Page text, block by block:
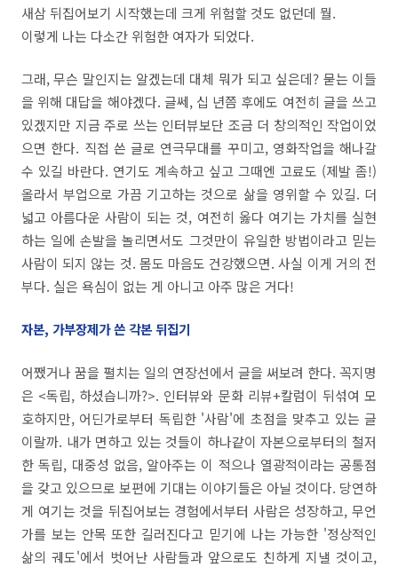
새삼 뒤집어보기 시작했는데 크게 위험할 것도 없던데 뭘.
이렇게 나는 다소간 위험한 여자가 되었다.
그래, 무슨 말인지는 알겠는데 대체 뭐가 되고 싶은데? 묻는 이들
을 위해 대답을 해야겠다. 글쎄, 십 년쯤 후에도 여전히 글을 쓰고
있겠지만 지금 주로 쓰는 인터뷰보단 조금 더 창의적인 작업이었
으면 한다. 직접 쓴 글로 연극무대를 꾸미고, 영화작업을 해나갈
수 있길 바란다. 연기도 계속하고 싶고 그때엔 고료도 (제발 좀!)
올라서 부업으로 가끔 기고하는 것으로 삶을 영위할 수 있길. 더
넓고 아름다운 사람이 되는 것, 여전히 옳다 여기는 가치를 실현
하는 일에 손발을 놀리면서도 그것만이 유일한 방법이라고 믿는
사람이 되지 않는 것. 몸도 마음도 건강했으면. 사실 이게 거의 전
부다. 실은 욕심이 없는 게 아니고 아주 많은 거다!
자본, 가부장제가 쓴 각본 뒤집기
어쨌거나 꿈을 펼치는 일의 연장선에서 글을 써보려 한다. 꼭지명
은 <독립, 하셨습니까?>. 인터뷰와 문화 리뷰+칼럼이 뒤섞여 모
호하지만, 어딘가로부터 독립한 '사람'에 초점을 맞추고 있는 글
이랄까. 내가 면하고 있는 것들이 하나같이 자본으로부터의 철저
한 독립, 대중성 없음, 알아주는 이 적으나 열광적이라는 공통점
을 갖고 있으므로 보편에 기대는 이야기들은 아닐 것이다. 당연하
게 여기는 것을 뒤집어보는 경험에서부터 사람은 성장하고, 무언
가를 보는 안목 또한 길러진다고 믿기에 나는 가능한 '정상적인
삶의 궤도'에서 벗어난 사람들과 앞으로도 친하게 지낼 것이고,